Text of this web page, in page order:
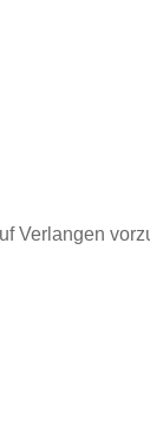
Verlangen